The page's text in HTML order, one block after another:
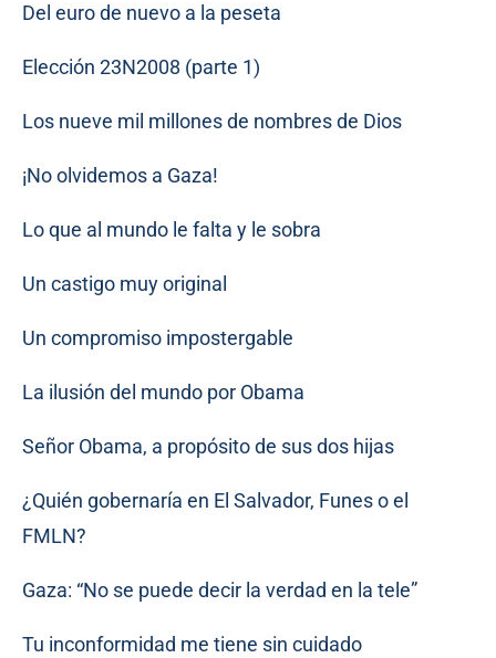
Del euro de nuevo a la peseta
Elección 23N2008 (parte 1)
Los nueve mil millones de nombres de Dios
¡No olvidemos a Gaza!
Lo que al mundo le falta y le sobra
Un castigo muy original
Un compromiso impostergable
La ilusión del mundo por Obama
Señor Obama, a propósito de sus dos hijas
¿Quién gobernaría en El Salvador, Funes o el
FMLN?
Gaza: “No se puede decir la verdad en la tele”
Tu inconformidad me tiene sin cuidado